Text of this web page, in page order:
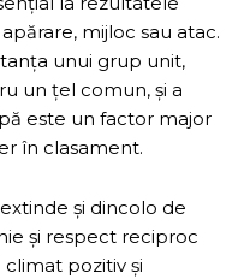
mijloc sau atac.
unui grup unit,
un țel comun, și a
este un factor major
în clasament.
și dincolo de
și respect reciproc
pozitiv și